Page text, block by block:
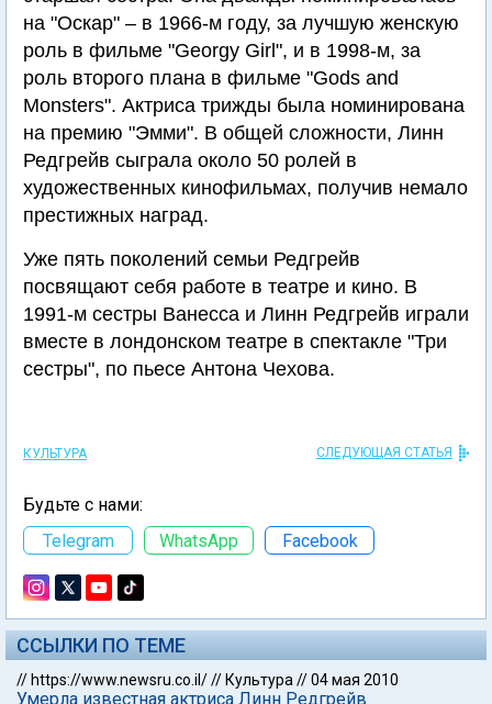
на "Оскар" – в 1966-м году, за лучшую женскую
роль в фильме "Georgy Girl", и в 1998-м, за
роль второго плана в фильме "Gods and
Monsters". Актриса трижды была номинирована
на премию "Эмми". В общей сложности, Линн
Редгрейв сыграла около 50 ролей в
художественных кинофильмах, получив немало
престижных наград.
Уже пять поколений семьи Редгрейв
посвящают себя работе в театре и кино. В
1991-м сестры Ванесса и Линн Редгрейв играли
вместе в лондонском театре в спектакле "Три
сестры", по пьесе Антона Чехова.
КУЛЬТУРА СЛЕДУЮЩАЯ СТАТЬЯ
Будьте с нами:
Telegram
WhatsApp Facebook
ССЫЛКИ ПО ТЕМЕ
// https://www.newsru.co.il/// Культура //04 мая 2010
Умерла известная актриса Линн Редгрейв